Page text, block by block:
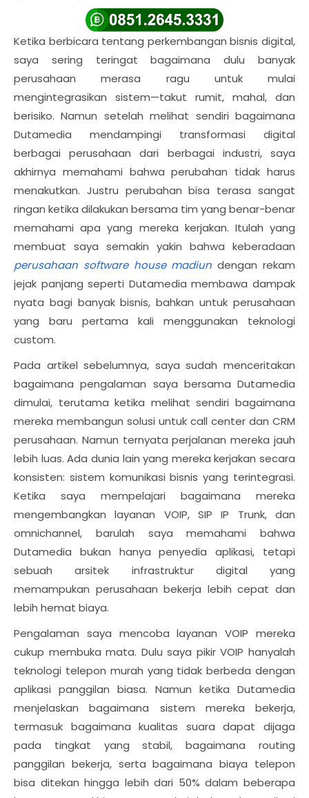
Ketika berbicara tentang perkembangan bisnis digital,
saya sering teringat bagaimana dulu banyak
perusahaan merasa ragu untuk mulai
mengintegrasikan sistem—takut rumit, mahal, dan
berisiko. Namun setelah melihat sendiri bagaimana
Dutamedia mendampingi transformasi digital
berbagai perusahaan dari berbagai industri, saya
akhirnya memahami bahwa perubahan tidak harus
menakutkan. Justru perubahan bisa terasa sangat
ringan ketika dilakukan bersama tim yang benar-benar
memahami apa yang mereka kerjakan. Itulah yang
membuat saya semakin yakin bahwa keberadaan
perusahaan software house madiun dengan rekam
jejak panjang seperti Dutamedia membawa dampak
nyata bagi banyak bisnis, bahkan untuk perusahaan
yang baru pertama kali menggunakan teknologi
custom.
Pada artikel sebelumnya, saya sudah menceritakan
bagaimana pengalaman saya bersama Dutamedia
dimulai, terutama ketika melihat sendiri bagaimana
mereka membangun solusi untuk call center dan CRM
perusahaan. Namun ternyata perjalanan mereka jauh
lebih luas. Ada dunia lain yang mereka kerjakan secara
konsisten: sistem komunikasi bisnis yang terintegrasi.
Ketika saya mempelajari bagaimana mereka
mengembangkan layanan VOIP, SIP IP Trunk, dan
omnichannel, barulah saya memahami bahwa
Dutamedia bukan hanya penyedia aplikasi, tetapi
sebuah arsitek infrastruktur digital yang
memampukan perusahaan bekerja lebih cepat dan
lebih hemat biaya.
Pengalaman saya mencoba layanan VOIP mereka
cukup membuka mata. Dulu saya pikir VOIP hanyalah
teknologi telepon murah yang tidak berbeda dengan
aplikasi panggilan biasa. Namun ketika Dutamedia
menjelaskan bagaimana sistem mereka bekerja,
termasuk bagaimana kualitas suara dapat dijaga
pada tingkat yang stabil, bagaimana routing
panggilan bekerja, serta bagaimana biaya telepon
bisa ditekan hingga lebih dari 50% dalam beberapa